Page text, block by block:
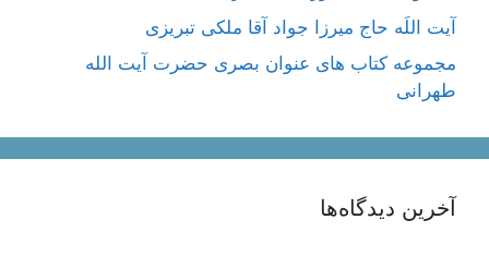
آیت اللَه حاج میرزا جواد آقا ملکی تبریزی
مجموعه کتاب های عنوان بصری حضرت آیت الله
طهرانی
آخرین دیدگاه‌ها